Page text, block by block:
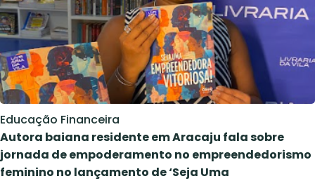
Educação Financeira
Autora baiana residente em Aracaju fala sobre
jornada de empoderamento no empreendedorismo
feminino no lançamento de ‘Seja Uma